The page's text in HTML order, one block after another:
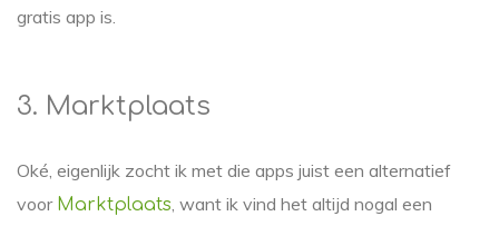
gratis app is.
3. Marktplaats
Oké, eigenlijk zocht ik met die apps juist een alternatief
voor Marktplaats, want ik vind het altijd nogal een